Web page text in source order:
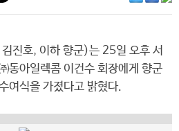
진호, 이하 향군)는 25일 오후 서
동아일렉콤 이건수 회장에게 향군
여식을 가졌다고 밝혔다.